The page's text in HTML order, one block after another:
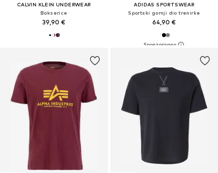
CALVIN KLEIN UNDERWEAR
Bokserice
39,90 €
ADIDAS SPORTSWEAR
Sportski gornji dio trenirke
64,90 €